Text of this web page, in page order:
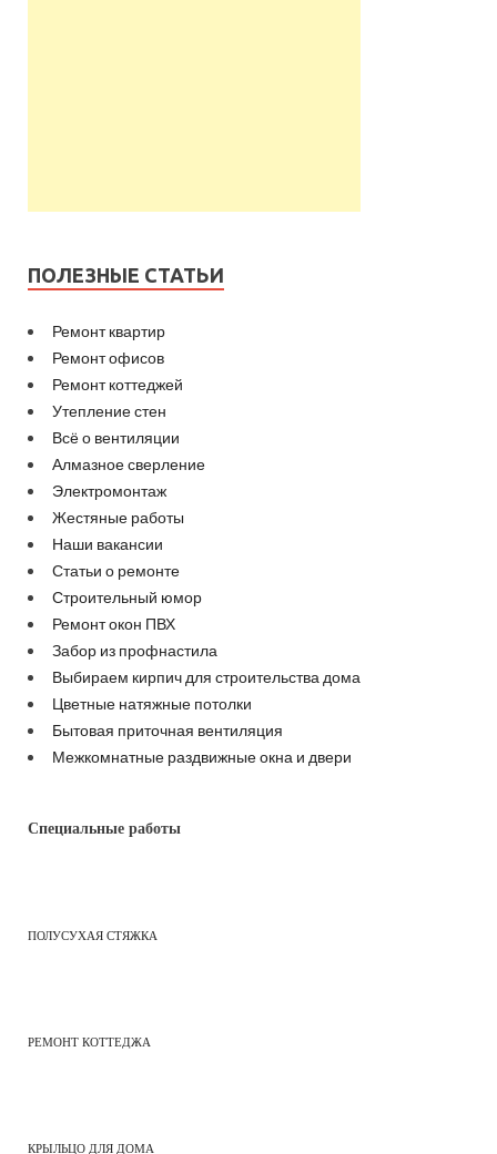
ПОЛЕЗНЫЕ СТАТЬИ
Ремонт квартир
Ремонт офисов
Ремонт коттеджей
Утепление стен
Всё о вентиляции
Алмазное сверление
Электромонтаж
Жестяные работы
Наши вакансии
Статьи о ремонте
Строительный юмор
Ремонт окон ПВХ
Забор из профнастила
Выбираем кирпич для строительства дома
Цветные натяжные потолки
Бытовая приточная вентиляция
Межкомнатные раздвижные окна и двери
Специальные работы
ПОЛУСУХАЯ СТЯЖКА
РЕМОНТ КОТТЕДЖА
КРЫЛЬЦО ДЛЯ ДОМА